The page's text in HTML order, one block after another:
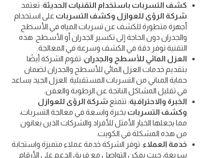
كشف التسربات باستخدام التقنيات الحديثة: تعتمد
شركة الرؤى للعوازل وكشف التسربات على استخدام
أجهزة متطورة للكشف عن تسربات المياه في الأسطح
والجدران دون الحاجة إلى تكسير الجدران أو الأسطح. هذه
التقنية توفر دقة في الكشف وسرعة في المعالجة.
العزل المائي للأسطح والجدران: تقوم الشركة أيضًا
بتقديم خدمات العزل المائي للأسطح والجدران لضمان
حماية المباني من التسربات المستقبلية. العزل الجيد يساعد
في تقليل المشاكل الناتجة عن الرطوبة والعفن.
الخبرة والاحترافية: تتمتع شركة الرؤى للعوازل
وكشف التسربات بخبرة واسعة في معالجة التسربات،
مما يجعلها الخيار الأمثل للأفراد والشركات الذين يعانون
من هذه المشكلة في الكويت.
خدمة العملاء: توفر الشركة خدمة عملاء متميزة واستجابة
سريعة، حيث يمكن التواصل مع فريق الدعم على الأرقام